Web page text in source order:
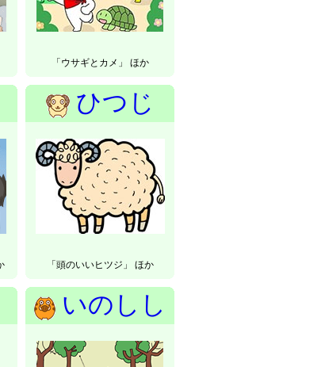
「ウサギとカメ」 ほか
ひつじ
「頭のいいヒツジ」 ほか
いのしし